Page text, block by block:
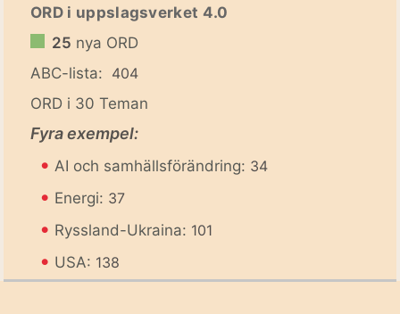
ORD i uppslagsverket 4.0
25 nya ORD
ABC-lista: 404
ORD i 30 Teman
Fyra exempel:
• AI och samhällsförändring: 34
• Energi: 37
• Ryssland-Ukraina: 101
• USA: 138